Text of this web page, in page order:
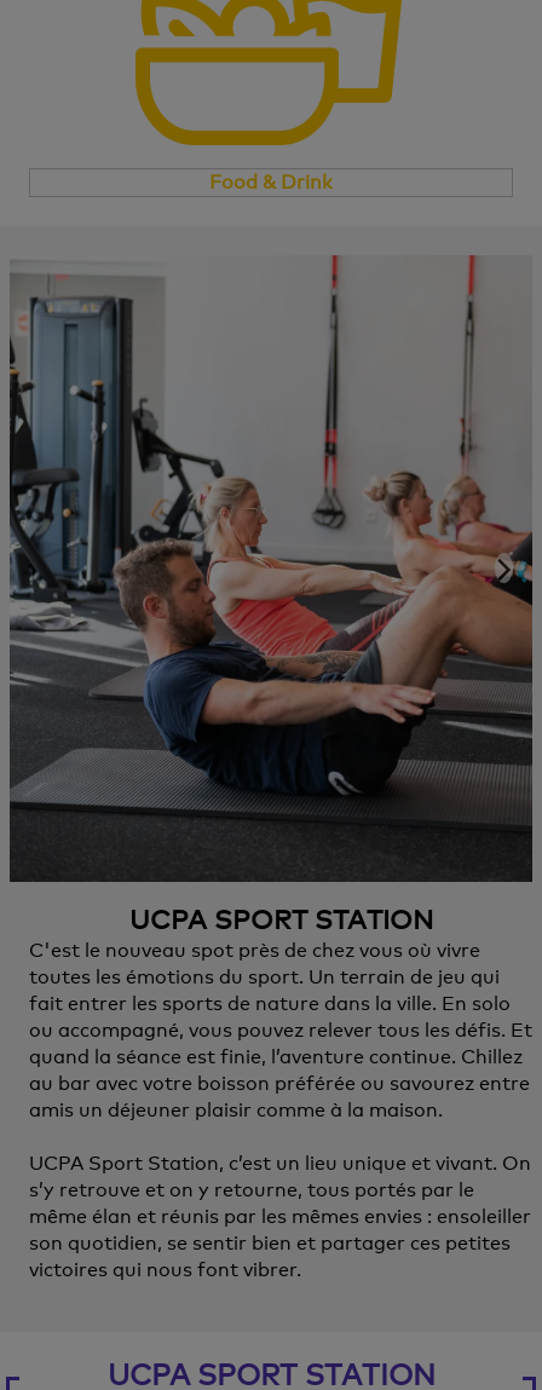
Food & Drink
UCPA SPORT STATION
C'est le nouveau spot près de chez vous où vivre
toutes les émotions du sport. Un terrain de jeu qui
fait entrer les sports de nature dans la ville. En solo
ou accompagné, vous pouvez relever tous les défis. Et
quand la séance est finie, l’aventure continue. Chillez
au bar avec votre boisson préférée ou savourez entre
amis un déjeuner plaisir comme à la maison.
UCPA Sport Station, c’est un lieu unique et vivant. On
s’y retrouve et on y retourne, tous portés par le
même élan et réunis par les mêmes envies : ensoleiller
son quotidien, se sentir bien et partager ces petites
victoires qui nous font vibrer.
UCPA SPORT STATION